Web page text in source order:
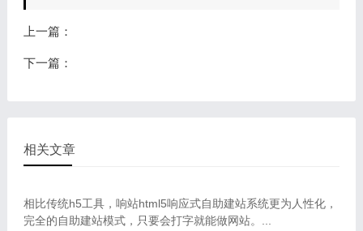
上一篇：
下一篇：
相关文章
相比传统h5工具，响站html5响应式自助建站系统更为人性化，
完全的自助建站模式，只要会打字就能做网站。...